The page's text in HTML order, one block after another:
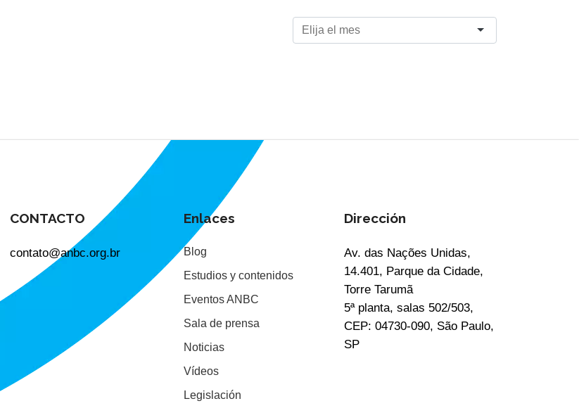
CONTACTO
contato@anbc.org.br
Enlaces
Blog
Estudios y contenidos
Eventos ANBC
Sala de prensa
Noticias
Vídeos
Legislación
Dirección
Av. das Nações Unidas,
14.401, Parque da Cidade,
Torre Tarumã
5ª planta, salas 502/503,
CEP: 04730-090, São Paulo,
SP